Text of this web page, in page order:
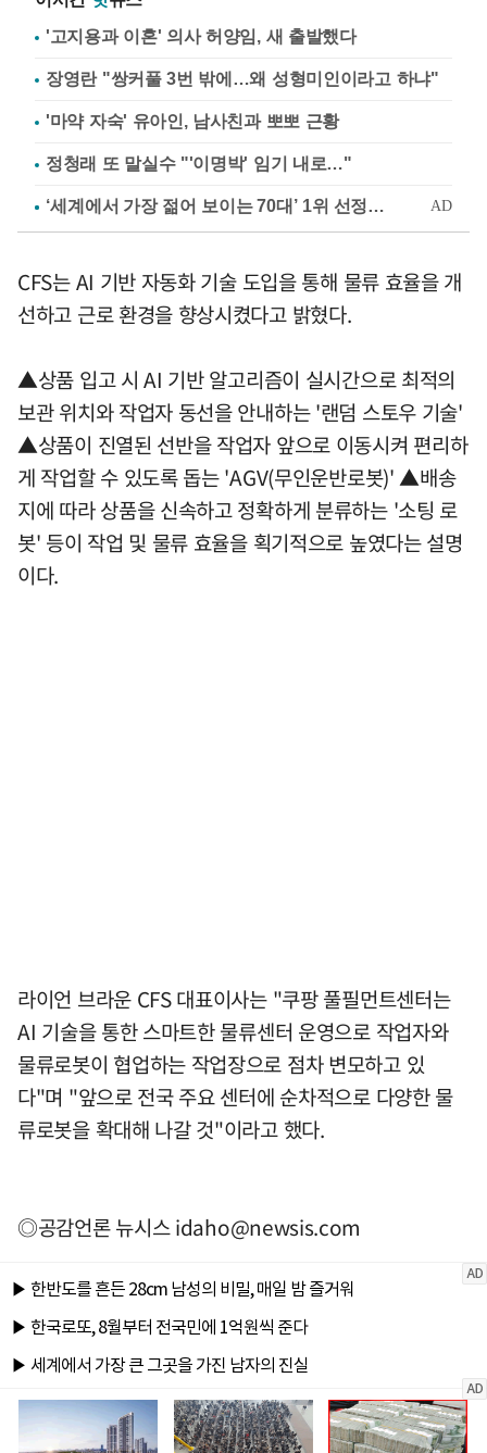
'고지용과 이혼' 의사 허양임, 새 출발했다
장영란 "쌍커풀 3번 밖에…왜 성형미인이라고 하냐"
'마약 자숙' 유아인, 남사친과 뽀뽀 근황
정청래 또 말실수 "'이명박' 임기 내로…"
CFS는 AI 기반 자동화 기술 도입을 통해 물류 효율을 개
선하고 근로 환경을 향상시켰다고 밝혔다.
▲상품 입고 시 AI 기반 알고리즘이 실시간으로 최적의
보관 위치와 작업자 동선을 안내하는 '랜덤 스토우 기술'
▲상품이 진열된 선반을 작업자 앞으로 이동시켜 편리하
게 작업할 수 있도록 돕는 'AGV(무인운반로봇)' ▲배송
지에 따라 상품을 신속하고 정확하게 분류하는 '소팅 로
봇' 등이 작업 및 물류 효율을 획기적으로 높였다는 설명
이다.
라이언 브라운 CFS 대표이사는 "쿠팡 풀필먼트센터는
AI 기술을 통한 스마트한 물류센터 운영으로 작업자와
물류로봇이 협업하는 작업장으로 점차 변모하고 있
다"며 "앞으로 전국 주요 센터에 순차적으로 다양한 물
류로봇을 확대해 나갈 것"이라고 했다.
◎공감언론 뉴시스idaho@newsis.com